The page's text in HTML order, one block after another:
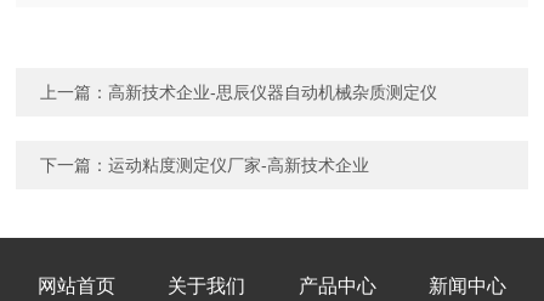
上一篇：高新技术企业-思辰仪器自动机械杂质测定仪
下一篇：运动粘度测定仪厂家-高新技术企业
网站首页 关于我们 产品中心 新闻中心